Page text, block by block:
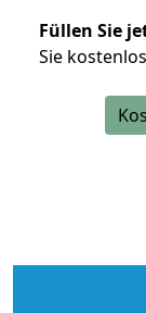
Füllen Sie
Sie